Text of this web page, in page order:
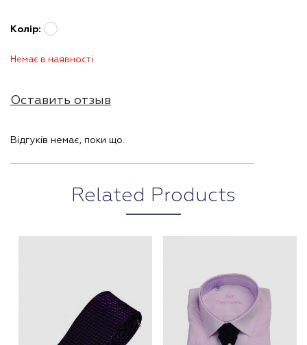
Колір:
Немає в наявності
Оставить отзыв
Відгуків немає, поки що.
Related Products